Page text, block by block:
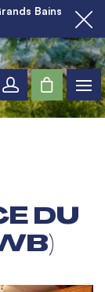
Bains
DU